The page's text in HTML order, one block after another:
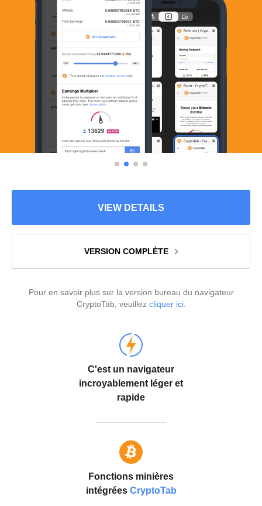
VIEW DETAILS
VERSION COMPLÈTE
Pour en savoir plus sur la version bureau du navigateur
CryptoTab, veuillez cliquer ici.
C'est un navigateur
incroyablement léger et
rapide
Fonctions minières
intégrées CryptoTab